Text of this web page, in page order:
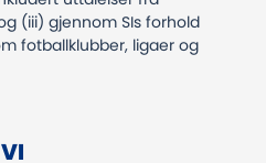
(iii) gjennom SIs forhold
fotballklubber, ligaer og